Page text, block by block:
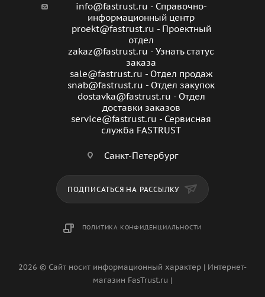
info@fastrust.ru - Справочно-
информационный центр
proekt@fastrust.ru - Проектный
отдел
zakaz@fastrust.ru - Узнать статус
заказа
sale@fastrust.ru - Отдел продаж
snab@fastrust.ru - Отдел закупок
dostavka@fastrust.ru - Отдел
доставки заказов
service@fastrust.ru - Сервисная
служба FASTRUST
Санкт-Петербург
ПОДПИСАТЬСЯ НА РАССЫЛКУ
ПОЛИТИКА КОНФИДЕНЦИАЛЬНОСТИ
2026 © Сайт носит информационный характер | Интернет-
магазин FasTrust.ru |